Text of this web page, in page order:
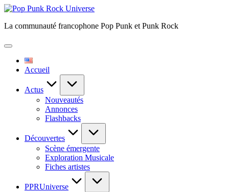
Skip
content
Pop
Rock
La communauté francophone Pop Punk et Punk Rock
Accueil
Actus
Nouveautés
Annonces
Flashbacks
Découvertes
Scène émergente
Exploration Musicale
Fiches artistes
PPRUniverse